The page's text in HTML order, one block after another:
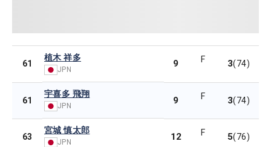
61
植木 祥多
JPN
9 F 3(74)
61
宇喜多 飛翔
JPN 9 F 3(74)
63
宮城 慎太郎
JPN 12 F 5(76)